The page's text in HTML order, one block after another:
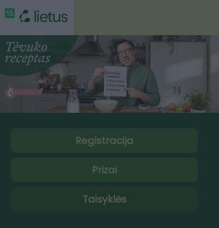
Registracija
Prizai
Taisyklės